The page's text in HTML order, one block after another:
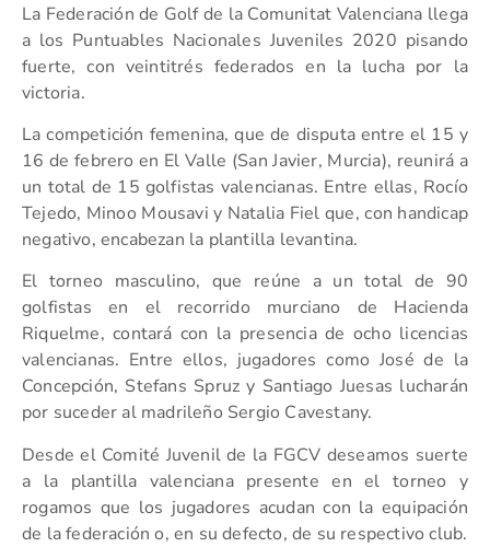
La Federación de Golf de la Comunitat Valenciana llega
a los Puntuables Nacionales Juveniles 2020 pisando
fuerte, con veintitrés federados en la lucha por la
victoria.
La competición femenina, que de disputa entre el 15 y
16 de febrero en El Valle (San Javier, Murcia), reunirá a
un total de 15 golfistas valencianas. Entre ellas, Rocío
Tejedo, Minoo Mousavi y Natalia Fiel que, con handicap
negativo, encabezan la plantilla levantina.
El torneo masculino, que reúne a un total de 90
golfistas en el recorrido murciano de Hacienda
Riquelme, contará con la presencia de ocho licencias
valencianas. Entre ellos, jugadores como José de la
Concepción, Stefans Spruz y Santiago Juesas lucharán
por suceder al madrileño Sergio Cavestany.
Desde el Comité Juvenil de la FGCV deseamos suerte
a la plantilla valenciana presente en el torneo y
rogamos que los jugadores acudan con la equipación
de la federación o, en su defecto, de su respectivo club.